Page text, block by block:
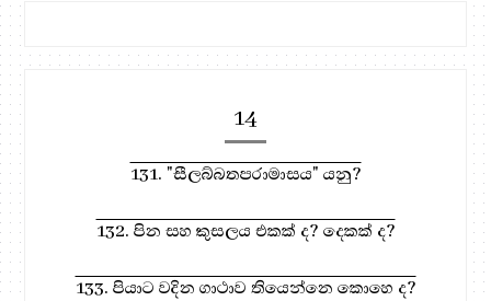
14
131. "සීලබ්බතපරාමාසය" යනු?
132. පින සහ කුසලය එකක් ද? දෙකක් ද?
133. පියාට වදින ගාථාව තියෙන්නෙ කොහෙ ද?